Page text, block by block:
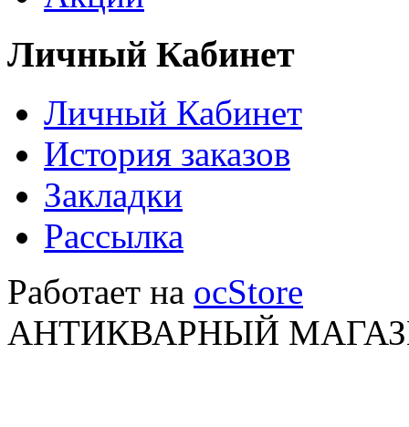
Личный Кабинет
Личный Кабинет
История заказов
Закладки
Рассылка
Работает на ocStore
АНТИКВАРНЫЙ